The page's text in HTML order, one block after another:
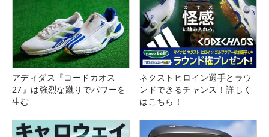
アディダス『コードカオス
27』は強烈な蹴りでパワーを
生む
ネクストヒロイン選手とラウ
ンドできるチャンス！詳しく
はこちら！